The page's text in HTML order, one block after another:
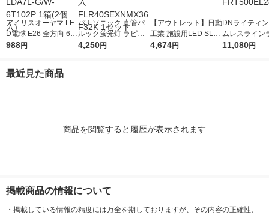
アイリスオーヤマ LE
D電球 E26 全方向 60
形相当 電球色 2個セ
988円
パナソニック 直管パ
ルック蛍光灯 ラピッ
ドスタート形 40形 昼
4,250円
【アウトレット】日動
工業 施設用LED SLS-
F20W 1台
4,674円
DNライティ
ムレスライン
球色(2800K)
11,080円
最近見た商品
商品を閲覧すると履歴が表示されます
掲載商品の情報について
・ 掲載している情報の精度には万全を期しておりますが、その内容の正確性、